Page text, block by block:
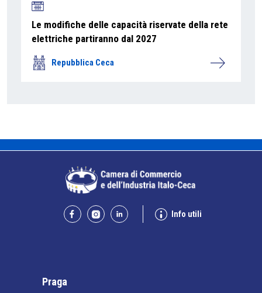
Le modifiche delle capacità riservate della rete
elettriche partiranno dal 2027
Repubblica Ceca
Info utili
Praga